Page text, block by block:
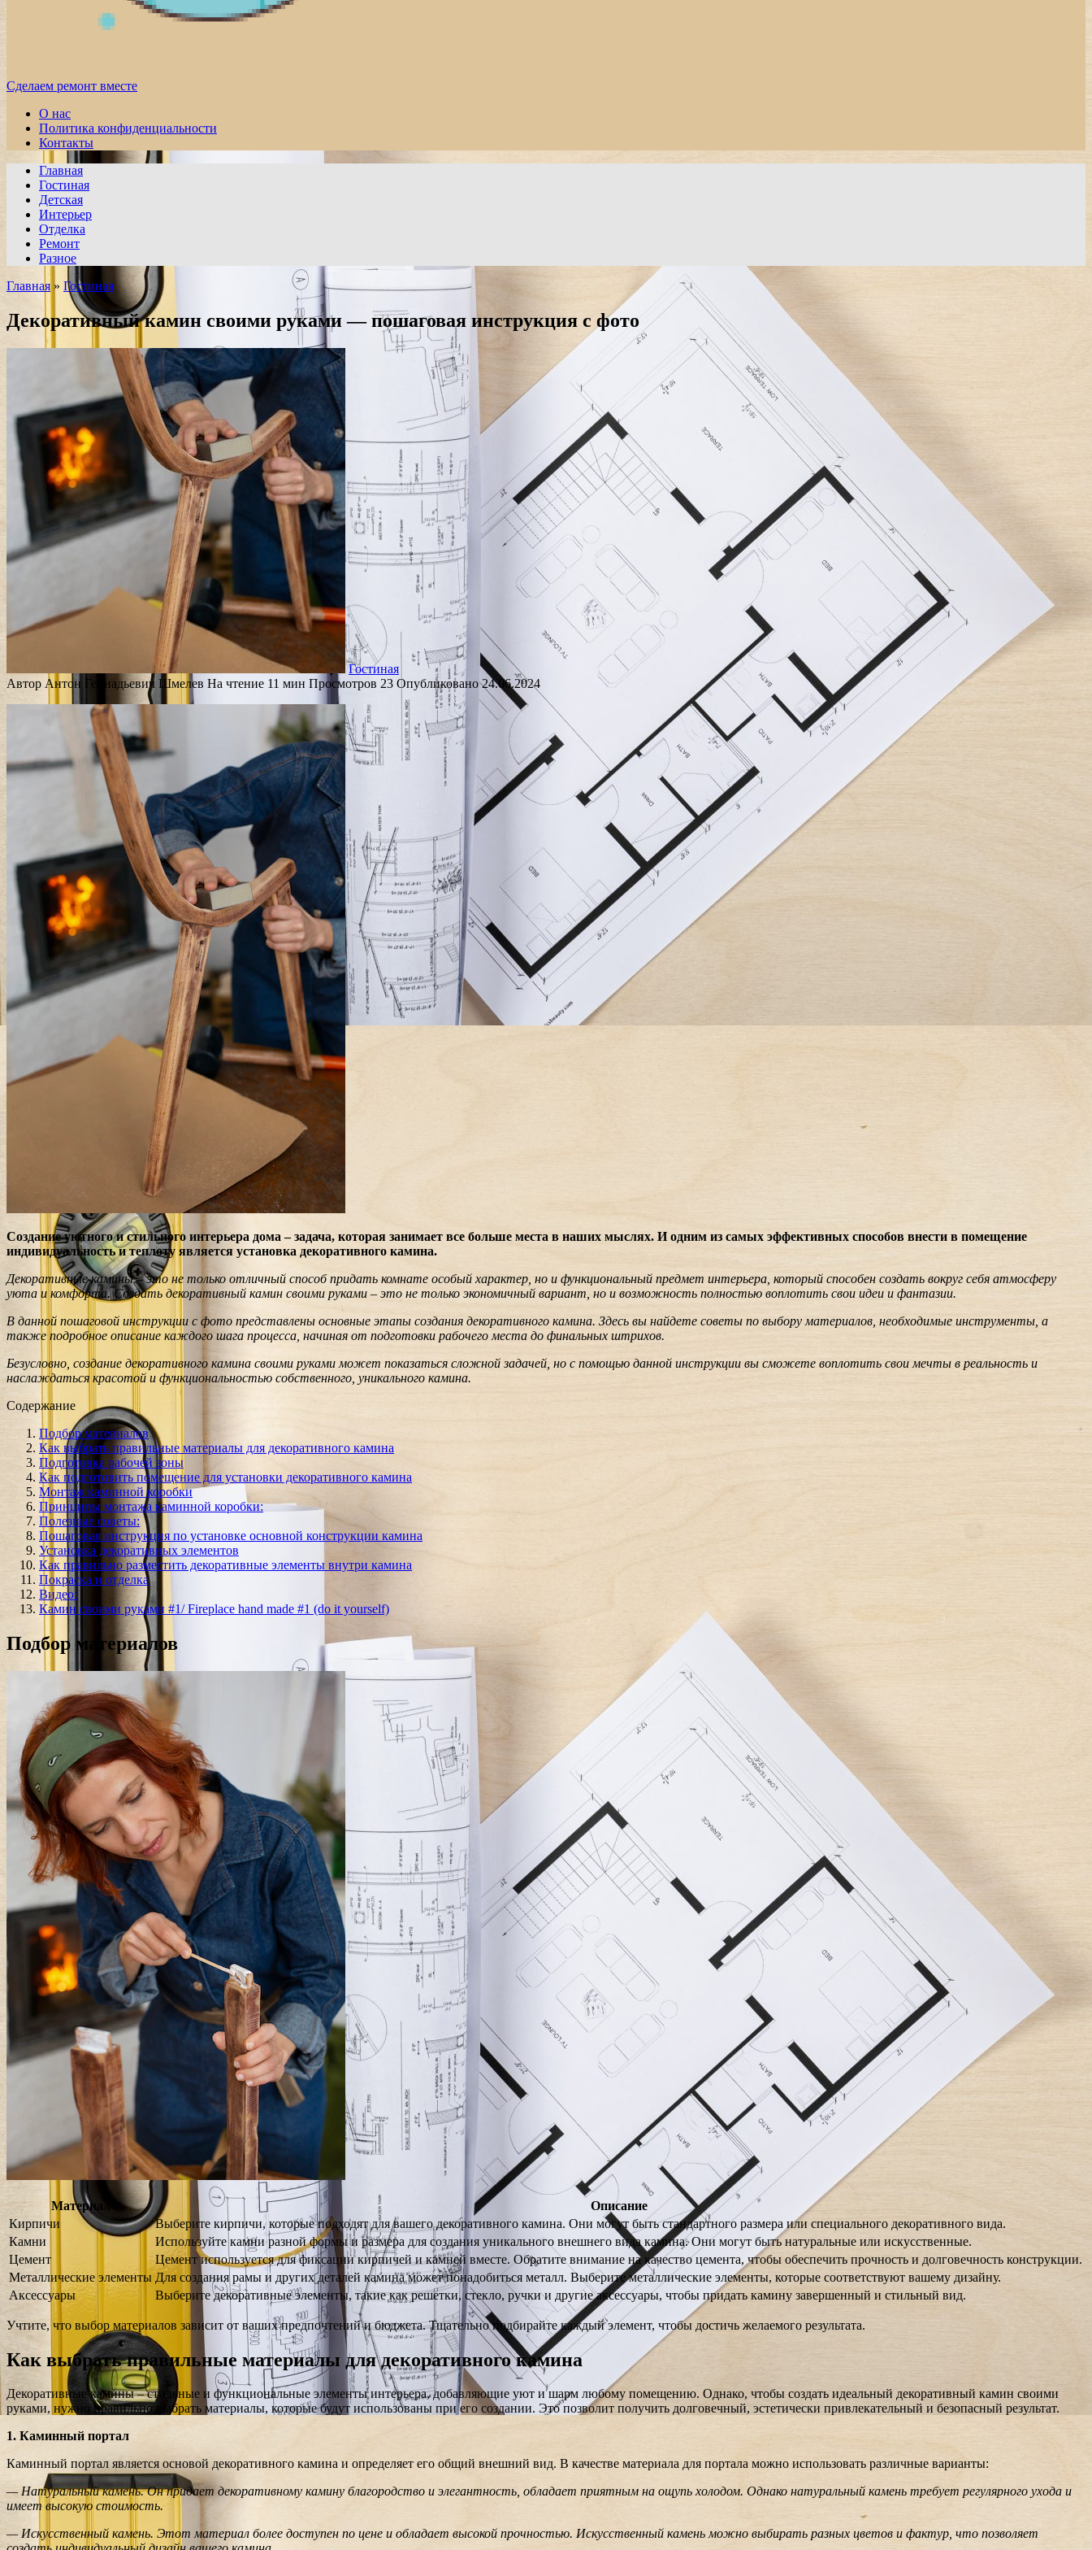
Сделаем ремонт вместе
О нас
Политика конфиденциальности
Контакты
Главная
Гостиная
Детская
Интерьер
Отделка
Ремонт
Разное
Главная » Гостиная
Декоративный камин своими руками — пошаговая инструкция с фото
Гостиная
Автор Антон Геннадьевич Шмелев На чтение 11 мин Просмотров 23 Опубликовано 24.06.2024
Создание уютного и стильного интерьера дома – задача, которая занимает все больше места в наших мыслях. И одним из самых эффективных способов внести в помещение
индивидуальность и теплоту является установка декоративного камина.
Декоративные камины – это не только отличный способ придать комнате особый характер, но и функциональный предмет интерьера, который способен создать вокруг себя атмосферу
уюта и комфорта. Создать декоративный камин своими руками – это не только экономичный вариант, но и возможность полностью воплотить свои идеи и фантазии.
В данной пошаговой инструкции с фото представлены основные этапы создания декоративного камина. Здесь вы найдете советы по выбору материалов, необходимые инструменты, а
также подробное описание каждого шага процесса, начиная от подготовки рабочего места до финальных штрихов.
Безусловно, создание декоративного камина своими руками может показаться сложной задачей, но с помощью данной инструкции вы сможете воплотить свои мечты в реальность и
наслаждаться красотой и функциональностью собственного, уникального камина.
Содержание
Подбор материалов
Как выбрать правильные материалы для декоративного камина
Подготовка рабочей зоны
Как подготовить помещение для установки декоративного камина
Монтаж каминной коробки
Принципы монтажа каминной коробки:
Полезные советы:
Пошаговая инструкция по установке основной конструкции камина
Установка декоративных элементов
Как правильно разместить декоративные элементы внутри камина
Покраска и отделка
Видео:
Камин своими руками #1/ Fireplace hand made #1 (do it yourself)
Подбор материалов
Материал
Описание
Кирпичи
Выберите кирпичи, которые подходят для вашего декоративного камина. Они могут быть стандартного размера или специального декоративного вида.
Камни
Используйте камни разной формы и размера для создания уникального внешнего вида камина. Они могут быть натуральные или искусственные.
Цемент
Цемент используется для фиксации кирпичей и камней вместе. Обратите внимание на качество цемента, чтобы обеспечить прочность и долговечность конструкции.
Металлические элементы Для создания рамы и других деталей камина может понадобиться металл. Выберите металлические элементы, которые соответствуют вашему дизайну.
Аксессуары
Выберите декоративные элементы, такие как решетки, стекло, ручки и другие аксессуары, чтобы придать камину завершенный и стильный вид.
Учтите, что выбор материалов зависит от ваших предпочтений и бюджета. Тщательно подбирайте каждый элемент, чтобы достичь желаемого результата.
Как выбрать правильные материалы для декоративного камина
Декоративные камины – стильные и функциональные элементы интерьера, добавляющие уют и шарм любому помещению. Однако, чтобы создать идеальный декоративный камин своими
руками, нужно правильно выбрать материалы, которые будут использованы при его создании. Это позволит получить долговечный, эстетически привлекательный и безопасный результат.
1. Каминный портал
Каминный портал является основой декоративного камина и определяет его общий внешний вид. В качестве материала для портала можно использовать различные варианты:
— Натуральный камень. Он придает декоративному камину благородство и элегантность, обладает приятным на ощупь холодом. Однако натуральный камень требует регулярного ухода и
имеет высокую стоимость.
— Искусственный камень. Этот материал более доступен по цене и обладает высокой прочностью. Искусственный камень можно выбирать разных цветов и фактур, что позволяет